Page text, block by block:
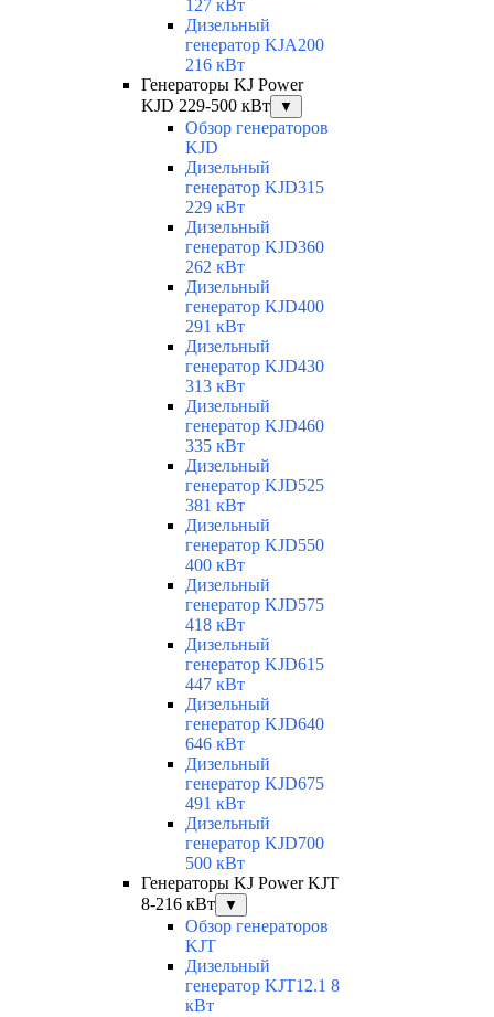
127 кВт
Дизельный
генератор KJA200
216 кВт
Генераторы KJ Power
KJD 229-500 кВт
▼
Обзор генераторов
KJD
Дизельный
генератор KJD315
229 кВт
Дизельный
генератор KJD360
262 кВт
Дизельный
генератор KJD400
291 кВт
Дизельный
генератор KJD430
313 кВт
Дизельный
генератор KJD460
335 кВт
Дизельный
генератор KJD525
381 кВт
Дизельный
генератор KJD550
400 кВт
Дизельный
генератор KJD575
418 кВт
Дизельный
генератор KJD615
447 кВт
Дизельный
генератор KJD640
646 кВт
Дизельный
генератор KJD675
491 кВт
Дизельный
генератор KJD700
500 кВт
Генераторы KJ Power KJT
8-216 кВт
▼
Обзор генераторов
KJT
Дизельный
генератор KJT12.1 8
кВт